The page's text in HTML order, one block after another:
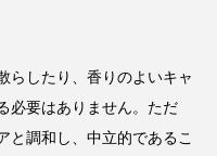
らしたり、香りのよいキャ
必要はありません。ただ
と調和し、中立的であるこ